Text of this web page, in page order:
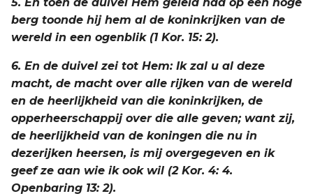
berg toonde hij hem al de koninkrijken van de
wereld in een ogenblik (1 Kor. 15: 2).
6. En de duivel zei tot Hem: Ik zal u al deze
macht, de macht over alle rijken van de wereld
en de heerlijkheid van die koninkrijken, de
opperheerschappij over die alle geven; want zij,
de heerlijkheid van de koningen die nu in
dezerijken heersen, is mij overgegeven en ik
geef ze aan wie ik ook wil (2 Kor. 4: 4.
Openbaring 13: 2).